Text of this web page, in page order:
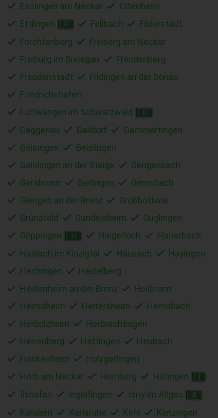
Esslingen am Neckar
Ettenheim
Ettlingen
F Fellbach
Filderstadt
Forchtenberg
Freiberg am Neckar
Freiburg im Breisgau
Freudenberg
Freudenstadt
Fridingen an der Donau
Friedrichshafen
Furtwangen im Schwarzwald
G
Gaggenau Gaildorf
Gammertingen
Geisingen
Geislingen
Geislingen an der Steige
Gengenbach
Gerabronn
Gerlingen
Gernsbach
Giengen an der Brenz
Großbottwar
Grünsfeld
Gundelsheim
Güglingen
Göppingen
H Haigerloch
Haiterbach
Haslach im Kinzigtal
Hausach
Hayingen
Hechingen
Heidelberg
Heidenheim an der Brenz
Heilbronn
Heimsheim
Heitersheim
Hemsbach
Herbolzheim
Herbrechtingen
Herrenberg
Hettingen
Heubach
Hockenheim
Holzgerlingen
Horb am Neckar
Hornberg Hüfingen
Ilshofen Ingelfingen Isny im Allgäu K
Kandern Karlsruhe Kehl
Kenzingen